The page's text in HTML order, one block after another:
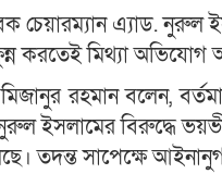
চেয়ারম্যান এ্যাড.
করতেই মিথ্যা অভিযোগ
রহমান বলেন,
ইসলামের বিরুদ্ধে
তদন্ত সাপেক্ষে আইনানুগ